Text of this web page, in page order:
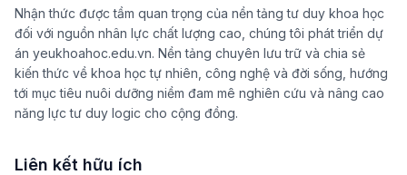
Nhận thức được tầm quan trọng của nền tảng tư duy khoa học
đối với nguồn nhân lực chất lượng cao, chúng tôi phát triển dự
án yeukhoahoc.edu.vn. Nền tảng chuyên lưu trữ và chia sẻ
kiến thức về khoa học tự nhiên, công nghệ và đời sống, hướng
tới mục tiêu nuôi dưỡng niềm đam mê nghiên cứu và nâng cao
năng lực tư duy logic cho cộng đồng.
Liên kết hữu ích